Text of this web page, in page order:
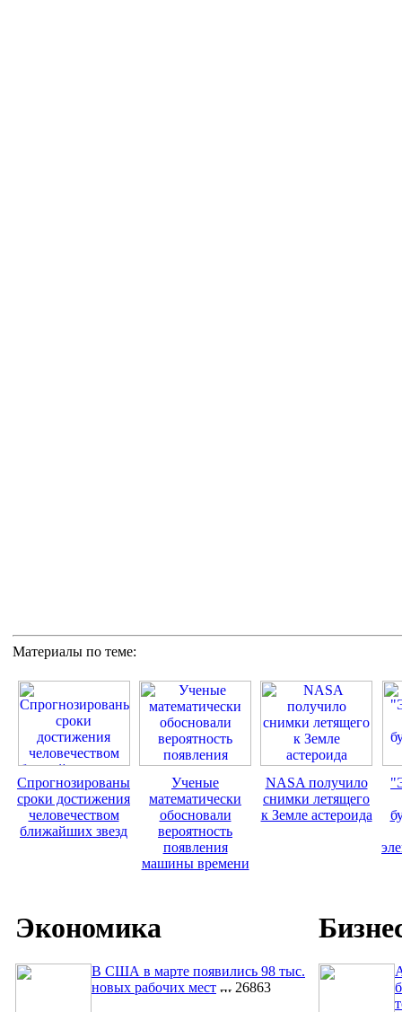
Материалы по теме:
Спрогнозированы
сроки достижения
человечеством
ближайших звезд
Ученые
математически
обосновали
вероятность
появления
машины времени
NASA получило
снимки летящего
к Земле астероида
Экономика
В США в марте появились 98 тыс.
новых рабочих мест
26863